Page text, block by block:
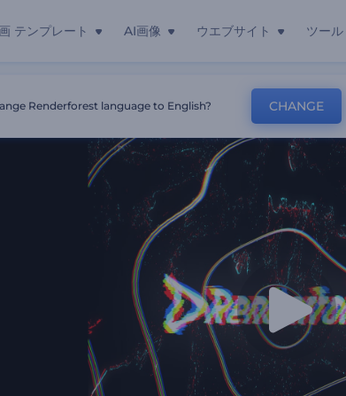
テンプレート AI画像 ウエブサイト ツール
Renderforest language to English? CHANGE